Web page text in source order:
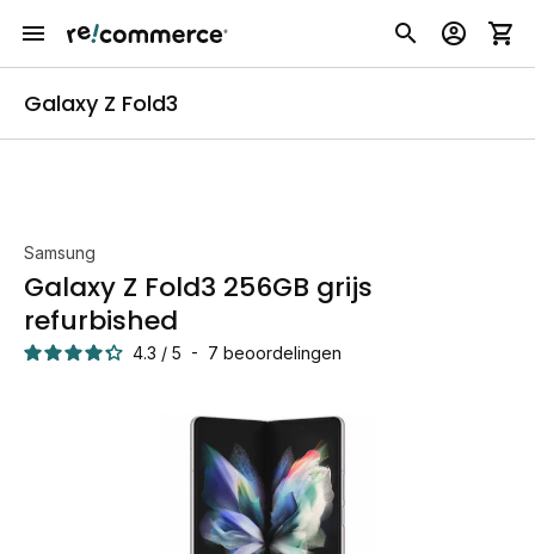
Galaxy Z Fold3
Samsung
Galaxy Z Fold3 256GB grijs
refurbished
4.3 / 5 - 7 beoordelingen